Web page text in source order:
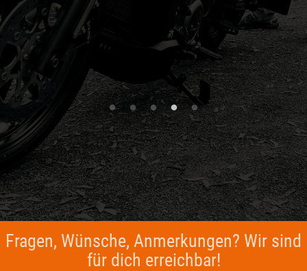
Antwort
Fragen, Wünsche, Anmerkungen? Wir sind
für dich erreichbar!